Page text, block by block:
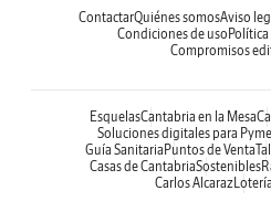
ContactarQuiénes somosAviso
Condiciones de uso
Compromisos
EsquelasCantabria en la Mesa
Soluciones digitales para
Guía Sanitaria Puntos de Venta
Casas de CantabriaSostenibles
Carlos Alcaraz